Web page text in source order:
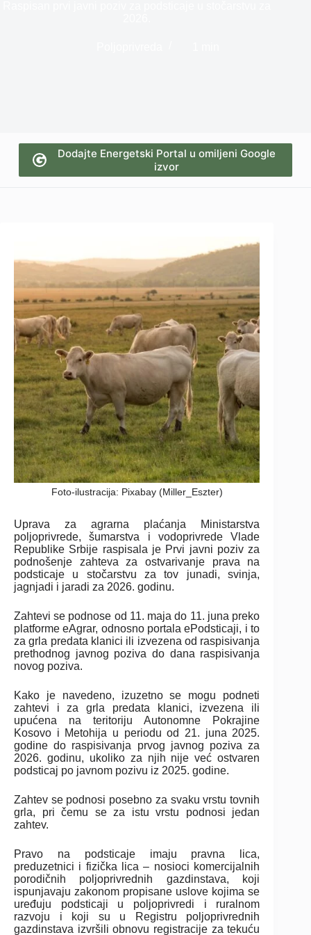
Dodajte Energetski Portal u omiljeni Google
izvor
Foto-ilustracija: Pixabay (Miller_Eszter)
Uprava za agrarna plaćanja Ministarstva
poljoprivrede, šumarstva i vodoprivrede Vlade
Republike Srbije raspisala je Prvi javni poziv za
podnošenje zahteva za ostvarivanje prava na
podsticaje u stočarstvu za tov junadi, svinja,
jagnjadi i jaradi za 2026. godinu.
Zahtevi se podnose od 11. maja do 11. juna preko
platforme eAgrar, odnosno portala ePodsticaji, i to
za grla predata klanici ili izvezena od raspisivanja
prethodnog javnog poziva do dana raspisivanja
novog poziva.
Kako je navedeno, izuzetno se mogu podneti
zahtevi i za grla predata klanici, izvezena ili
upućena na teritoriju Autonomne Pokrajine
Kosovo i Metohija u periodu od 21. juna 2025.
godine do raspisivanja prvog javnog poziva za
2026. godinu, ukoliko za njih nije već ostvaren
podsticaj po javnom pozivu iz 2025. godine.
Zahtev se podnosi posebno za svaku vrstu tovnih
grla, pri čemu se za istu vrstu podnosi jedan
zahtev.
Pravo na podsticaje imaju pravna lica,
preduzetnici i fizička lica – nosioci komercijalnih
porodičnih poljoprivrednih gazdinstava, koji
ispunjavaju zakonom propisane uslove kojima se
uređuju podsticaji u poljoprivredi i ruralnom
razvoju i koji su u Registru poljoprivrednih
gazdinstava izvršili obnovu registracije za tekuću